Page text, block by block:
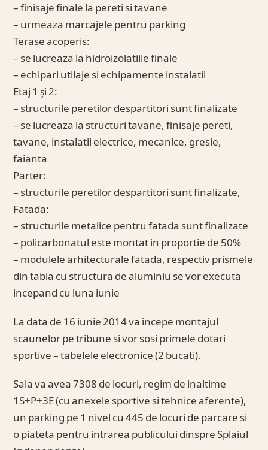
– finisaje finale la pereti si tavane
– urmeaza marcajele pentru parking
Terase acoperis:
– se lucreaza la hidroizolatiile finale
– echipari utilaje si echipamente instalatii
Etaj 1 și 2:
– structurile peretilor despartitori sunt finalizate
– se lucreaza la structuri tavane, finisaje pereti,
tavane, instalatii electrice, mecanice, gresie,
faianta
Parter:
– structurile peretilor despartitori sunt finalizate,
Fatada:
– structurile metalice pentru fatada sunt finalizate
– policarbonatul este montat in proportie de 50%
– modulele arhitecturale fatada, respectiv prismele
din tabla cu structura de aluminiu se vor executa
incepand cu luna iunie
La data de 16 iunie 2014 va incepe montajul
scaunelor pe tribune si vor sosi primele dotari
sportive – tabelele electronice (2 bucati).
Sala va avea 7308 de locuri, regim de inaltime
1S+P+3E (cu anexele sportive si tehnice aferente),
un parking pe 1 nivel cu 445 de locuri de parcare si
o piateta pentru intrarea publicului dinspre Splaiul